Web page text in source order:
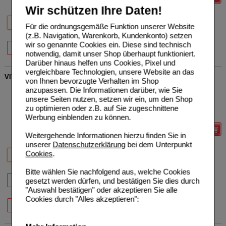
Wir schützen Ihre Daten!
Für die ordnungsgemäße Funktion unserer Website
(z.B. Navigation, Warenkorb, Kundenkonto) setzen
wir so genannte Cookies ein. Diese sind technisch
notwendig, damit unser Shop überhaupt funktioniert.
Darüber hinaus helfen uns Cookies, Pixel und
vergleichbare Technologien, unsere Website an das
von Ihnen bevorzugte Verhalten im Shop
anzupassen. Die Informationen darüber, wie Sie
unsere Seiten nutzen, setzen wir ein, um den Shop
zu optimieren oder z.B. auf Sie zugeschnittene
Werbung einblenden zu können.
Weitergehende Informationen hierzu finden Sie in
unserer Datenschutzerklärungbei dem Unterpunkt
Cookies.
Bitte wählen Sie nachfolgend aus, welche Cookies
gesetzt werden dürfen, und bestätigen Sie dies durch
"Auswahl bestätigen" oder akzeptieren Sie alle
Cookies durch "Alles akzeptieren":
30 St 90 St
120 St 180 St
VITAMIN K2 100 µg GPH Kapseln
Hecht-Pharma GmbH
10337953
30
St Kapseln
UVP **
Unser Preis*
Sie sparen
30 St
20% 31% 27%
120 St
31%
180 St
20%
360 St
20%
20%